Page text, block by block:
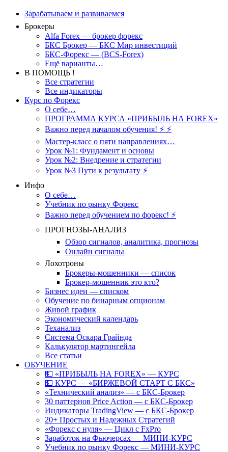
Зарабатываем и развиваемся
Брокеры
Alfa Forex — брокер форекс
БКС Брокер — БКС Мир инвестиций
БКС-Форекс — (BCS-Forex)
Ещё варианты…
В ПОМОЩЬ !
Все стратегии
Все индикаторы
Курс по Форекс
О себе…
ПРОГРАММА КУРСА «ПРИБЫЛЬ НА FOREX»
Важно перед началом обучения! ⚡ ⚡
Мастер-класс о пяти направлениях…
Урок №1: Фундамент и основы
Урок №2: Внедрение и стратегии
Урок №3 Пути к результату ⚡️
Инфо
О себе…
Учебник по рынку Форекс
Важно перед обучением по форекс! ⚡
ПРОГНОЗЫ-АНАЛИЗ
Обзор сигналов, аналитика, прогнозы
Онлайн сигналы
Лохотроны
Брокеры-мошенники — список
Брокер-мошенник это кто?
Бизнес идеи — списком
Обучение по бинарным опционам
Живой график
Экономический календарь
Теханализ
Система Оскара Грайнда
Калькулятор мартингейла
Все статьи
ОБУЧЕНИЕ
💵 «ПРИБЫЛЬ НА FOREX» — КУРС
💵 КУРС — «БИРЖЕВОЙ СТАРТ С БКС»
«Технический анализ» — с БКС-Брокер
30 паттернов Price Action — с БКС-Брокер
Индикаторы TradingView — с БКС-Брокер
20+ Простых и Надежных Стратегий
«Форекс с нуля» — Цикл с FxPro
Заработок на Фьючерсах — МИНИ-КУРС
Учебник по рынку Форекс — МИНИ-КУРС